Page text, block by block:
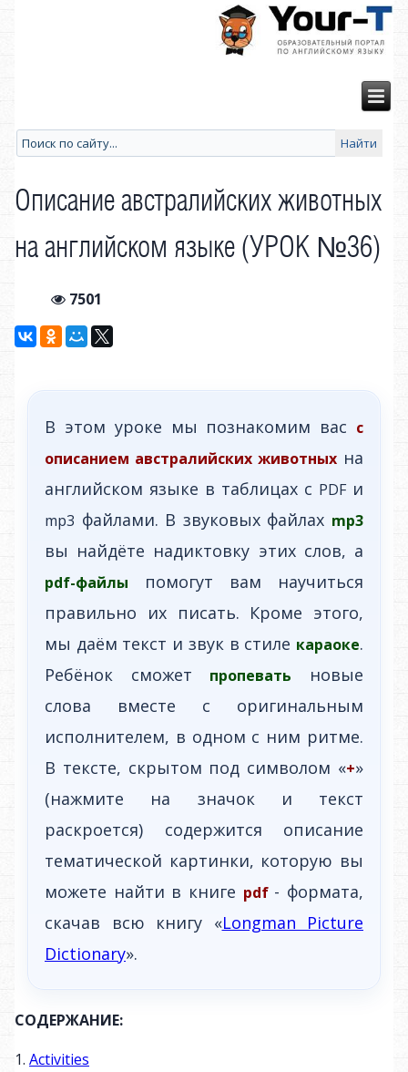
Описание австралийских животных
на английском языке (УРОК №36)
7501
В этом уроке мы познакомим вас с
описанием австралийских животных на
английском языке в таблицах с PDFи
mp3 файлами. В звуковых файлах mp3
вы найдёте надиктовку этих слов, а
pdf-файлы помогут вам научиться
правильно их писать. Кроме этого,
мы даём текст и звук в стиле караоке.
Ребёнок сможет пропевать
новые
слова вместе с оригинальным
исполнителем, в одном с ним ритме.
В тексте, скрытом под символом «+»
(нажмите на значок и текст
раскроется) содержится описание
тематической картинки, которую вы
можете найти в книге pdf - формата,
скачав всю книгу «Longman Picture
Dictionary».
СОДЕРЖАНИЕ:
1. Activities